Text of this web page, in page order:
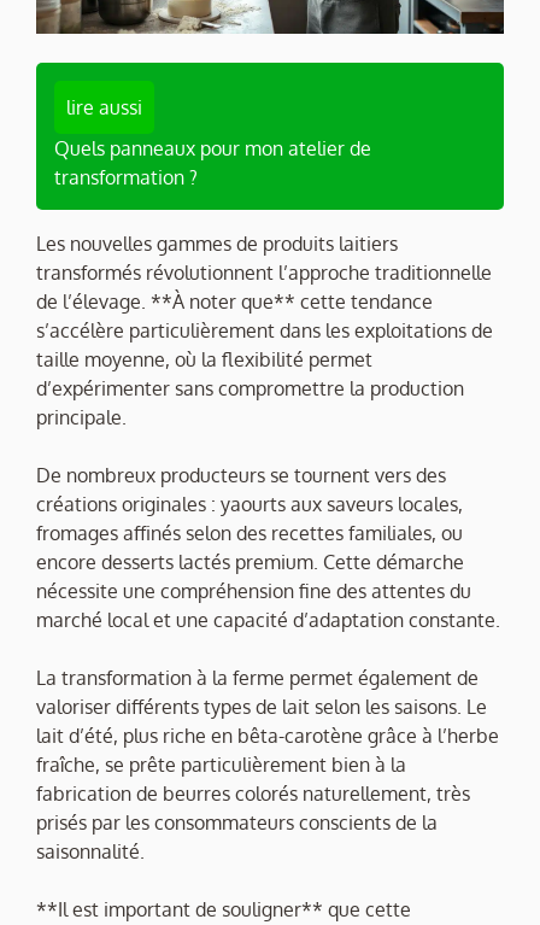
lire aussi
Quels panneaux pour mon atelier de
transformation ?
Les nouvelles gammes de produits laitiers
transformés révolutionnent l’approche traditionnelle
de l’élevage. **À noter que** cette tendance
s’accélère particulièrement dans les exploitations de
taille moyenne, où la flexibilité permet
d’expérimenter sans compromettre la production
principale.
De nombreux producteurs se tournent vers des
créations originales : yaourts aux saveurs locales,
fromages affinés selon des recettes familiales, ou
encore desserts lactés premium. Cette démarche
nécessite une compréhension fine des attentes du
marché local et une capacité d’adaptation constante.
La transformation à la ferme permet également de
valoriser différents types de lait selon les saisons. Le
lait d’été, plus riche en bêta-carotène grâce à l’herbe
fraîche, se prête particulièrement bien à la
fabrication de beurres colorés naturellement, très
prisés par les consommateurs conscients de la
saisonnalité.
**Il est important de souligner** que cette